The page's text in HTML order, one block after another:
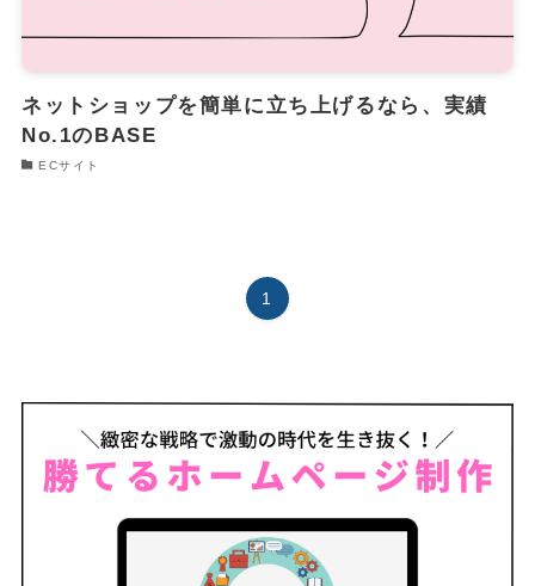
ネットショップを簡単に立ち上げるなら、実績
No.1のBASE
ECサイト
1